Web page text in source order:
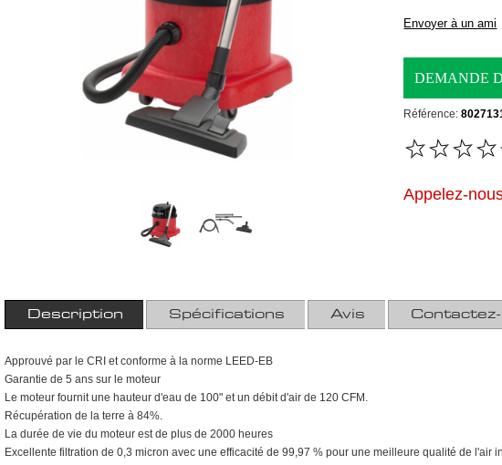
Envoyer à un ami
Référence:
Appelez-
Description Spécifications Avis
Approuvé par le CRI et conforme à la norme LEED-EB
Garantie de 5 ans sur le moteur
Le moteur fournit une hauteur d'eau de 100" et un débit d'air de 120 CFM.
Récupération de la terre à 84%.
La durée de vie du moteur est de plus de 2000 heures
Excellente filtration de 0,3 micron avec une efficacité de 99,97 % pour une meilleure qualité de l'air